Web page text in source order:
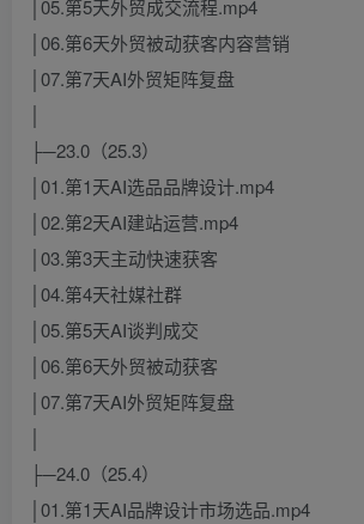
│05.第5天外贸成交流程.mp4
│06.第6天外贸被动获客内容营销
│07.第7天AI外贸矩阵复盘
│
├─23.0（25.3）
│01.第1天AI选品品牌设计.mp4
│02.第2天AI建站运营.mp4
│03.第3天主动快速获客
│04.第4天社媒社群
│05.第5天AI谈判成交
│06.第6天外贸被动获客
│07.第7天AI外贸矩阵复盘
│
├─24.0（25.4）
│01.第1天AI品牌设计市场选品.mp4